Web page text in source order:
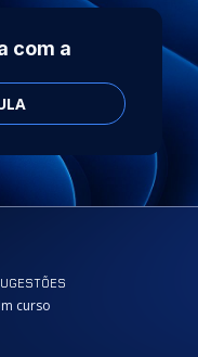
com a
curso